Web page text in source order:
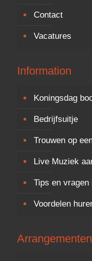
Contact
Vacatures
Information
Koningsdag
Bedrijfsuitje
Trouwen op
Live Muziek
Tips en vragen
Voordelen
Arrangementen